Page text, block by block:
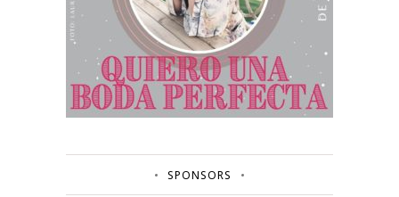
SPONSORS